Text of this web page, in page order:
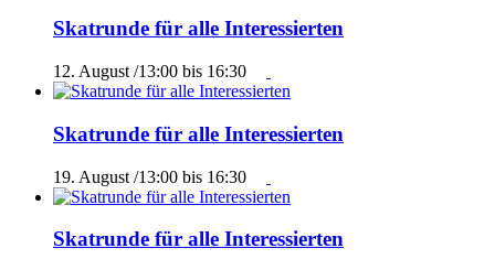
Skatrunde für alle Interessierten
12. August /13:00 bis 16:30
Skatrunde für alle Interessierten
19. August /13:00 bis 16:30
Skatrunde für alle Interessierten